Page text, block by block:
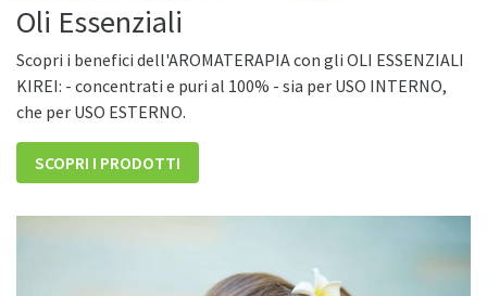
Oli Essenziali
Scopri i benefici dell'AROMATERAPIA con gli OLI ESSENZIALI
KIREI: - concentrati e puri al 100% - sia per USO INTERNO,
che per USO ESTERNO.
SCOPRI I PRODOTTI